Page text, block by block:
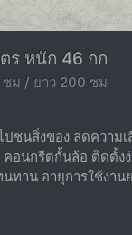
ร หนัก 46 กก
ซม / ยาว 200 ซม
ชนสิ่งของ ลดความเ
อนกรีตกั้นล้อ ติดตั้ง
ทาน อายุการใช้งาน